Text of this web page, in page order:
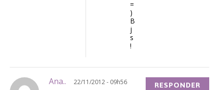
=
)
B
j
s
!
Ana.. 22/11/2012 - 09h56 RESPONDER